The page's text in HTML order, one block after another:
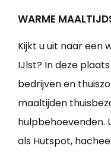
WARME
Kijkt u uit naar een
IJlst? In deze
bedrijven en
maaltijden
hulpbehoevenden.
als Hutspot,